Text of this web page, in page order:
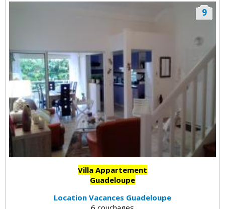
9
Villa Appartement
Guadeloupe
Location Vacances Guadeloupe